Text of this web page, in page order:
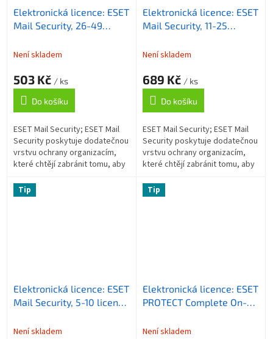
Elektronická licence: ESET
Mail Security, 26-49
Není skladem
503 Kč / ks
Do košíku
ESET Mail Security; ESET Mail
Security poskytuje dodatečnou
vrstvu ochrany organizacím,
které chtějí zabránit tomu, aby
v síti. Antispam; Tato...
Elektronická licence: ESET
Mail Security, 11-25
Není skladem
689 Kč / ks
Do košíku
ESET Mail Security; ESET Mail
Security poskytuje dodatečnou
vrstvu ochrany organizacím,
které chtějí zabránit tomu, aby
v síti. Antispam; Tato...
Tip
Elektronická licence: ESET
Mail Security, 5-10 licencí,
Není skladem
Tip
Elektronická licence: ESET
PROTECT Complete On-
roky
Není skladem